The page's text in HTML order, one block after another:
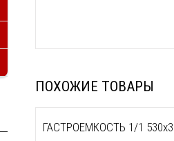
ПОХОЖИЕ ТОВАРЫ
ГАСТРОЕМКОСТЬ 1/1